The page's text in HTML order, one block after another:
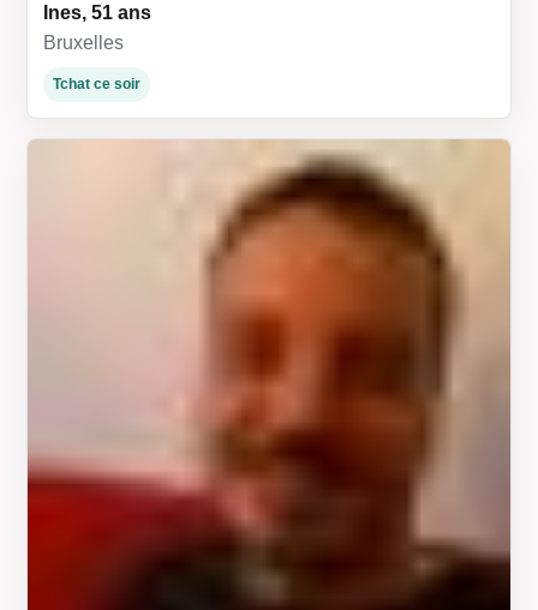
Ines, 51 ans
Bruxelles
Tchat ce soir